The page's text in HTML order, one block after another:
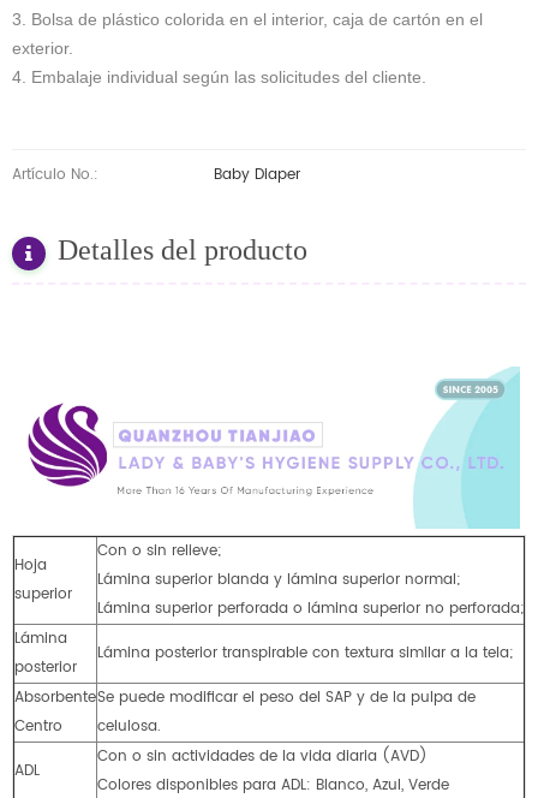
3. Bolsa de plástico colorida en el interior, caja de cartón en el
exterior.
4. Embalaje individual según las solicitudes del cliente.
Artículo No.: Baby Diaper
Detalles del producto
Hoja
superior
Con o sin relieve;
Lámina superior blanda y lámina superior normal;
Lámina superior perforada o lámina superior no perforada;
Lámina
posterior
Lámina posterior transpirable con textura similar a la tela;
Absorbente
Centro
Se puede modificar el peso del SAP y de la pulpa de
celulosa.
ADL
Con o sin actividades de la vida diaria (AVD)
Colores disponibles para ADL: Blanco, Azul, Verde